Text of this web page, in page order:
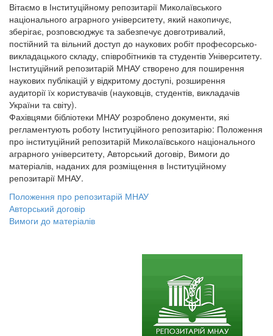
Вітаємо в Інституційному репозитарії Миколаївського
національного аграрного університету, який накопичує,
зберігає, розповсюджує та забезпечує довготривалий,
постійний та вільний доступ до наукових робіт професорсько-
викладацького складу, співробітників та студентів Університету.
Інституційний репозитарій МНАУ створено для поширення
наукових публікацій у відкритому доступі, розширення
аудиторії їх користувачів (науковців, студентів, викладачів
України та світу).
Фахівцями бібліотеки МНАУ розроблено документи, які
регламентують роботу Інституційного репозитарію: Положення
про інституційний репозитарій Миколаївського національного
аграрного університету, Авторський договір, Вимоги до
матеріалів, наданих для розміщення в Інституційному
репозитарії МНАУ.
Положення про репозитарій МНАУ
Авторський договір
Вимоги до матеріалів